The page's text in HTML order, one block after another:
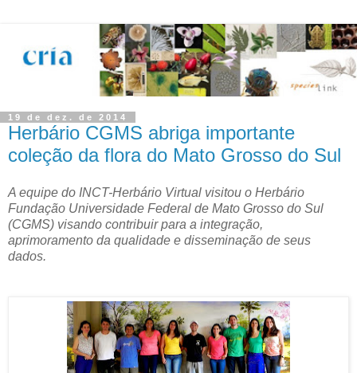
19 de dez. de 2014
Herbário CGMS abriga importante
coleção da flora do Mato Grosso do Sul
A equipe do INCT-Herbário Virtual visitou o Herbário
Fundação Universidade Federal de Mato Grosso do Sul
(CGMS) visando contribuir para a integração,
aprimoramento da qualidade e disseminação de seus
dados.